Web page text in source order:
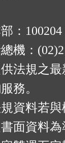
：
機：
法規之
務。
資料若
面資料為